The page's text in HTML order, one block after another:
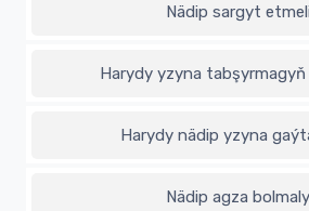
Nädip sargyt
Harydy yzyna tabşyrmagyň
Harydy nädip yzyna
Nädip agza